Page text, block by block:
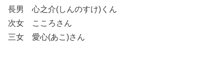
長男 心之介(しんのすけ)くん
次女 こころさん
三女 愛心(あこ)さん